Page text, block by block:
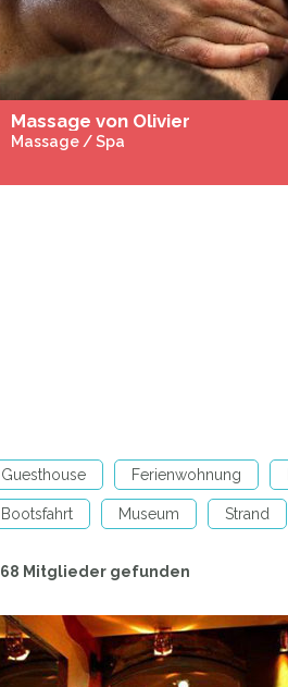
Ferienwohnung
Guesthouse Ferienwohnung
Bootsfahrt Museum Strand
68 Mitglieder gefunden